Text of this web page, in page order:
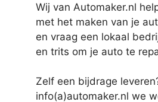
Wij van Automaker.nl
met het maken van je
en vraag een lokaal
en trits om je auto te
Zelf een bijdrage
info(a)automaker.nl we